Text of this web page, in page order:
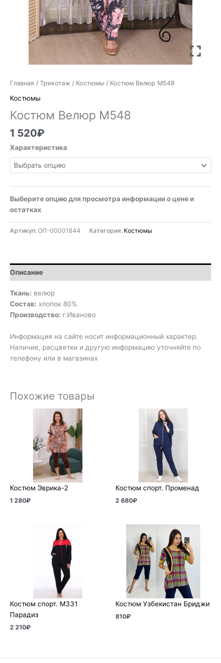
Главная / Трикотаж / Костюмы / Костюм Велюр М548
Костюмы
Костюм Велюр М548
1 520₽
Характеристика
Выберите опцию для просмотра информации о цене и
остатках
Артикул: ОП-00001844 Категория: Костюмы
Описание
Ткань: велюр
Состав: хлопок 80%
Производство: г.Иваново
Информация на сайте носит информационный характер.
Наличие, расцветки и другую информацию уточняйте по
телефону или в магазинах
Похожие товары
Костюм Эврика-2
1 280₽
Костюм спорт. Променад
2 680₽
Костюм спорт. М331
Парадиз
2 210₽
Костюм Узбекистан Бриджи
810₽